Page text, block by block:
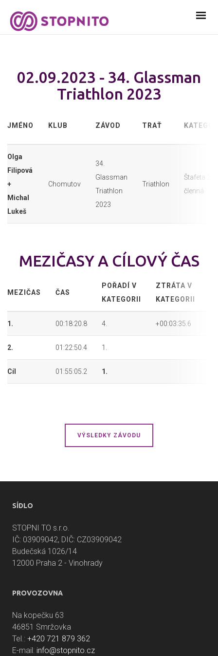
02.09.2023 - 34. Glassman
Triathlon 2023
JMÉNO KLUB ZÁVOD TRAŤ
Olga
Filipová
+
Michal
Lukeš
Chomutov
34.
Glassman
Triathlon
2023
Triathlon
Štafeta 2
členná
MEZIČASY A CÍLOVÝ ČAS
MEZIČAS ČAS
POŘADÍ V
KATEGORII
ZTRÁTA V
KATEGORII
1. 00:18:20.8 4. +00:03:35.6
2. 01:22:50.4 1.
Cíl 01:55:05.2 1.
VÝSLEDKY ZÁVODU
SÍDLO
STOPNI TO s.r.o.
IČ: 03909042, DIČ: CZ03909042
Budečská 1026/14
12000 Praha 2 - Vinohrady
PROVOZOVNA
Na kopečku 63
46851 Smržovka
Tel.: +420 721 879 362
E-mail: info@stopnito.cz